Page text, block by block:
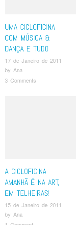
UMA CICLOFICINA
COM MÚSICA &
DANÇA E TUDO
17 de Janeiro de 2011
by Ana
3 Comments
A CICLOFICINA
AMANHÃ É NA ART,
EM TELHEIRAS!
15 de Janeiro de 2011
by Ana